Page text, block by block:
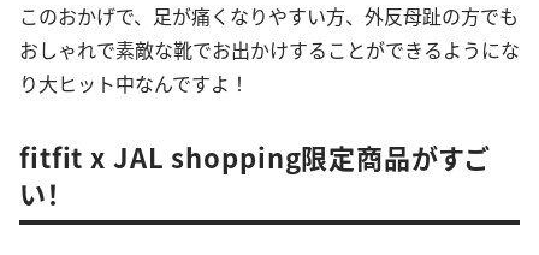
このおかげで、足が痛くなりやすい方、外反母趾の方でも
おしゃれで素敵な靴でお出かけすることができるようにな
り大ヒット中なんですよ！
fitfit x JAL shopping限定商品がすご
い！